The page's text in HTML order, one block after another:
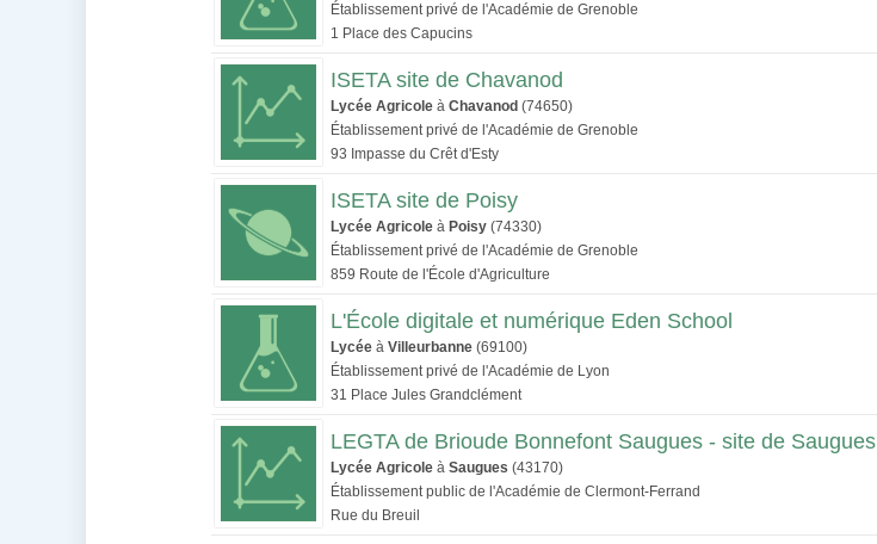
Établissement privé de l'Académie de Grenoble
1 Place des Capucins
ISETA site de Chavanod
Lycée Agricole à Chavanod (74650)
Établissement privé de l'Académie de Grenoble
93 Impasse du Crêt d'Esty
ISETA site de Poisy
Lycée Agricole à Poisy (74330)
Établissement privé de l'Académie de Grenoble
859 Route de l'École d'Agriculture
L'École digitale et numérique Eden School
Lycée à Villeurbanne (69100)
Établissement privé de l'Académie de Lyon
31 Place Jules Grandclément
LEGTA de Brioude Bonnefont Saugues - site de Saugues
Lycée Agricole à Saugues (43170)
Établissement public de l'Académie de Clermont-Ferrand
Rue du Breuil